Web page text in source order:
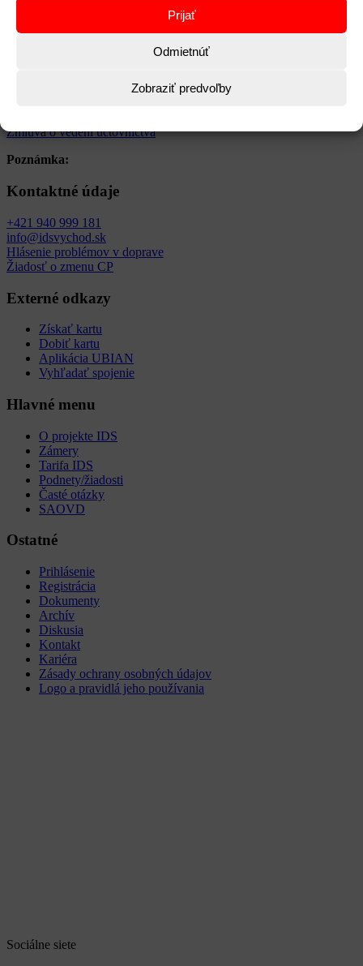
Prijať
Odmietnúť
Zobraziť predvoľby
06. 10. 2023
Súvisiace dokumenty
Zmluva o vedení účtovníctva
Poznámka:
Kontaktné údaje
+421 940 999 181
info@idsvychod.sk
Hlásenie problémov v doprave
Žiadosť o zmenu CP
Externé odkazy
Získať kartu
Dobiť kartu
Aplikácia UBIAN
Vyhľadať spojenie
Hlavné menu
O projekte IDS
Zámery
Tarifa IDS
Podnety/žiadosti
Časté otázky
SAOVD
Ostatné
Prihlásenie
Registrácia
Dokumenty
Archív
Diskusia
Kontakt
Kariéra
Zásady ochrany osobných údajov
Logo a pravidlá jeho používania
Sociálne siete